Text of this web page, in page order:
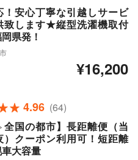
！安心丁寧な引越しサービ
致します★縦型洗濯機取付
県発！
¥16,200
4.96 (64)
全国の都市】長距離便（当
）クーポン利用可！短距離
大容量